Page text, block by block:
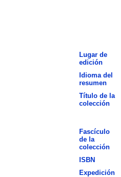
Lugar de
edición
Idioma del
resumen
Título de la
colección
Fascículo
de la
colección
ISBN
Expedición